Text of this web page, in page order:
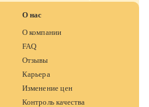
О нас
О компании
FAQ
Отзывы
Карьера
Изменение цен
Контроль качества